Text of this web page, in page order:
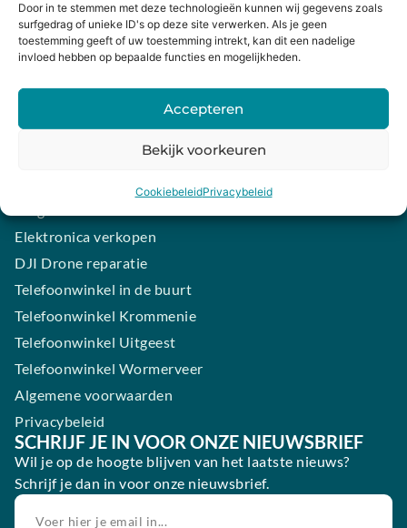
Door in te stemmen met deze technologieën kunnen wij gegevens zoals
surfgedrag of unieke ID's op deze site verwerken. Als je geen
toestemming geeft of uw toestemming intrekt, kan dit een nadelige
invloed hebben op bepaalde functies en mogelijkheden.
Accepteren
Bekijk voorkeuren
CookiebeleidPrivacybeleid
Mijn winkelwagen
HANDIGE LINKS
Levering en retourneren
iPhone laten maken
Samsung smartphone laten maken
Elektronica verkopen
DJI Drone reparatie
Telefoonwinkel in de buurt
Telefoonwinkel Krommenie
Telefoonwinkel Uitgeest
Telefoonwinkel Wormerveer
Algemene voorwaarden
Privacybeleid
SCHRIJF JE IN VOOR ONZE NIEUWSBRIEF
Wil je op de hoogte blijven van het laatste nieuws?
Schrijf je dan in voor onze nieuwsbrief.